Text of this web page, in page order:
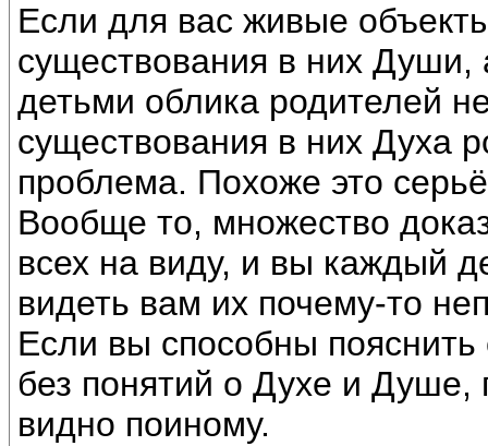
Если для вас живые
существования в них Души,
детьми облика родителей
существования в них Духа
проблема. Похоже это
Вообще то, множество
всех на виду, и вы каждый
видеть вам их почему-то
Если вы способны пояснить
без понятий о Духе и Душе,
видно поиному.